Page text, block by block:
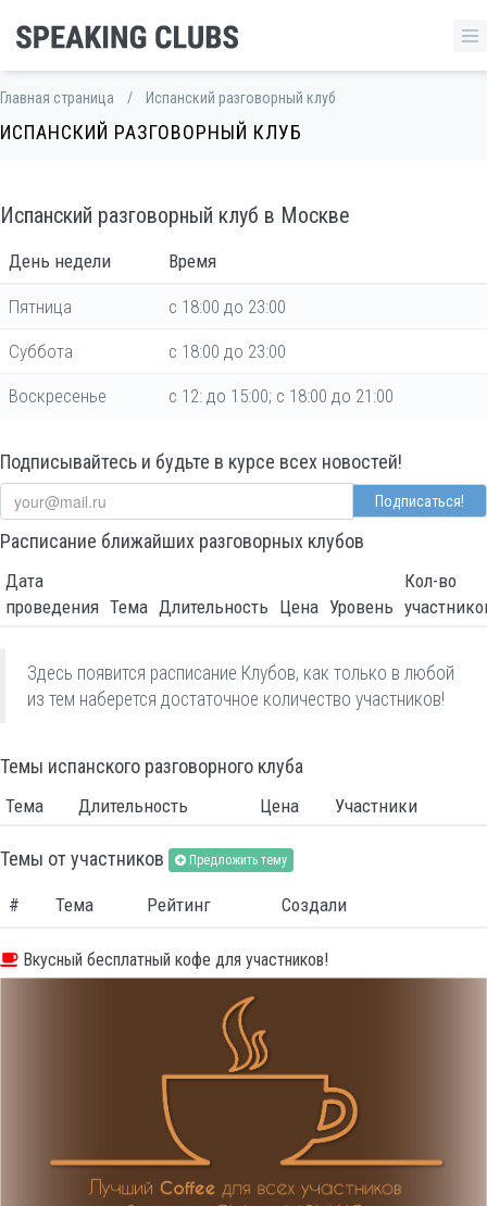
Главная страница / Испанский разговорный клуб
ИСПАНСКИЙ РАЗГОВОРНЫЙ КЛУБ
Испанский разговорный клуб в Москве
День недели Время
Пятница c 18:00 до 23:00
Cуббота c 18:00 до 23:00
Воскресенье с 12: до 15:00; с 18:00 до 21:00
Подписывайтесь и будьте в курсе всех новостей!
Подписаться!
Расписание ближайших разговорных клубов
Дата
проведения Тема Длительность Цена Уровень
Кол-во
Здесь появится расписание Клубов, как только в любой
из тем наберется достаточное количество участников!
Темы испанского разговорного клуба
Тема Длительность Цена Участники
Темы от участников Предложить тему
# Тема Рейтинг Создали
Вкусный бесплатный кофе для участников!